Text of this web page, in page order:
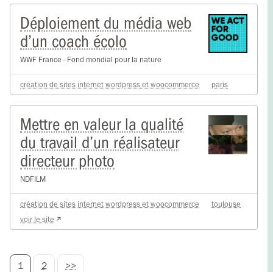
Déploiement du média web
d’un coach écolo
WWF France - Fond mondial pour la nature
création de sites internet wordpress et woocommerce paris
Mettre en valeur la qualité
du travail d’un réalisateur
directeur photo
NDFILM
création de sites internet wordpress et woocommerce
toulouse
voir le site
1 2 >>